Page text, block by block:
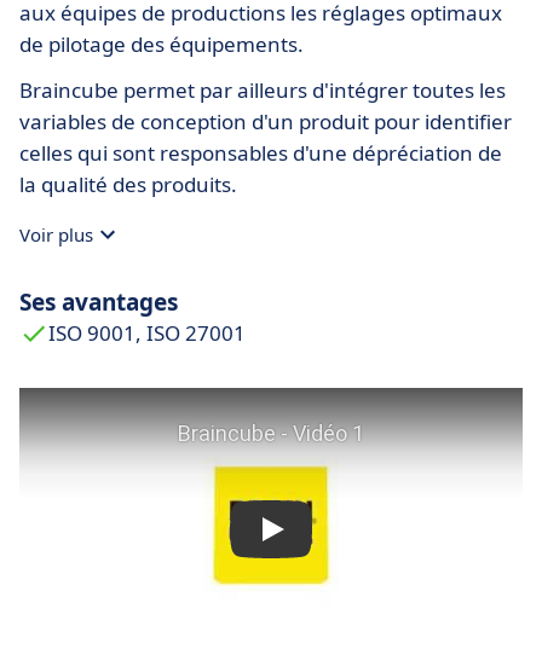
aux équipes de productions les réglages optimaux
de pilotage des équipements.
Braincube permet par ailleurs d'intégrer toutes les
variables de conception d'un produit pour identifier
celles qui sont responsables d'une dépréciation de
la qualité des produits.
Voir plus
Ses avantages
ISO 9001, ISO 27001